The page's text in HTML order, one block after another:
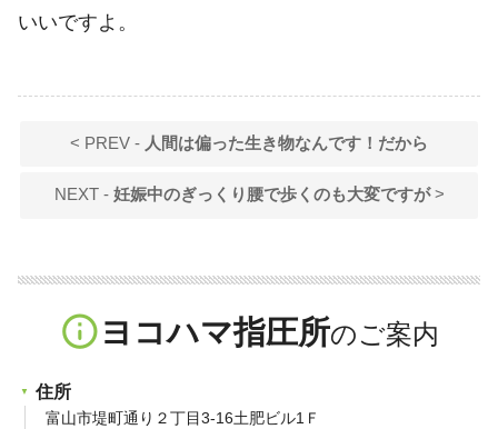
いいですよ。
< PREV - 人間は偏った生き物なんです！だから
NEXT - 妊娠中のぎっくり腰で歩くのも大変ですが>
info_outlineヨコハマ指圧所
住所
富山市堤町通り２丁目3-16土肥ビル1Ｆ